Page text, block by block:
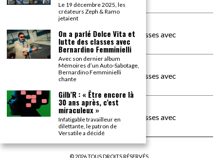
La séance d’Hip Gnose
dans
On a parlé Dolce Vita et lutte des classes avec
Bernardino Femminielli
carte noire negra à l'o tiededans
On a parlé Dolce Vita et lutte des classes avec
moise et son mascarédans
On a parlé Dolce Vita et lutte des classes avec
Bernardino Femminielli
© 2026TOUS DROITS RÉSERVÉS
Le 19 décembre 2025, les
créateurs Zeph & Ramo
jetaient
On a parlé Dolce Vita et
lutte des classes avec
Bernardino Femminielli
Avec son dernier album
Mémoires d’un Auto-Sabotage,
Bernardino Femminielli
chante
Gilb’R : « Être encore là
30 ans après, c’est
miraculeux »
Infatigable travailleur en
dilettante, le patron de
Versatile a décidé